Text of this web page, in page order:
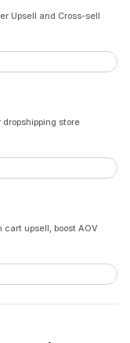
Upsell and Cross-sell
dropshipping store
upsell, boost AOV